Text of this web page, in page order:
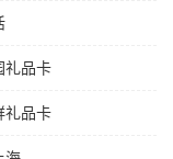
礼品卡
礼品卡